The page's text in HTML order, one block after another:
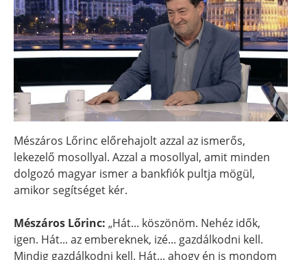
Mészáros Lőrinc előrehajolt azzal az ismerős,
lekezelő mosollyal. Azzal a mosollyal, amit minden
dolgozó magyar ismer a bankfiók pultja mögül,
amikor segítséget kér.
Mészáros Lőrinc: „Hát... köszönöm. Nehéz idők,
igen. Hát... az embereknek, izé... gazdálkodni kell.
Mindig gazdálkodni kell. Hát... ahogy én is mondom